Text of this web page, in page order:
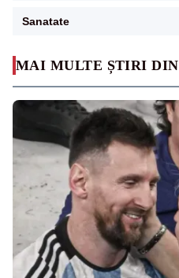
MAI MULTE ȘTIRI DIN
Sanatate